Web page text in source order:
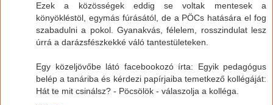
Ezek a közösségek eddig se voltak mentesek a
könyökléstöl, egymás fúrásától, de a PÖCs hatására el fog
szabadulni a pokol. Gyanakvás, félelem, rosszindulat lesz
úrrá a darázsfészkekké váló tantestületeken.
Egy közeljövőbe látó facebookozó írta: Egyik pedagógus
belép a tanáriba és kérdezi papírjaiba temetkező kollégáját:
Hát te mit csinálsz? - Pöcsölök - válaszolja a kolléga.